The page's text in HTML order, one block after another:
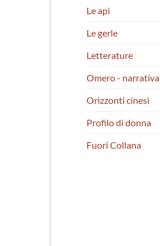
Le api
Le gerle
Letterature
Omero - narrativa
Orizzonti cinesi
Profilo di donna
Fuori Collana